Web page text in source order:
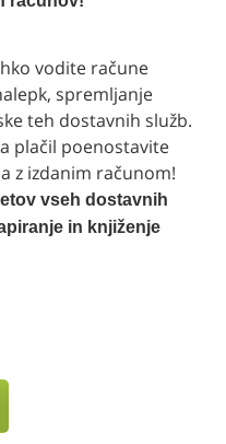
vodite račune
spremljanje
teh dostavnih služb.
plačil poenostavite
z izdanim računom!
vseh dostavnih
in knjiženje